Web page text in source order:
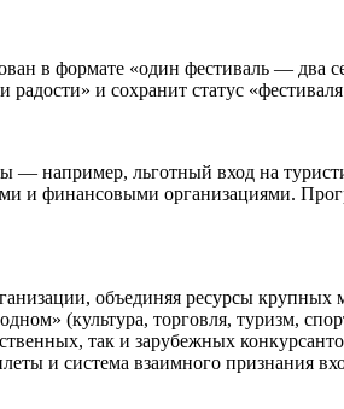
в формате «один фестиваль — два
и сохранит статус
например, льготный вход на
финансовыми организациями.
объединяя ресурсы
(культура, торговля, туризм,
так и зарубежных
и система взаимного признания